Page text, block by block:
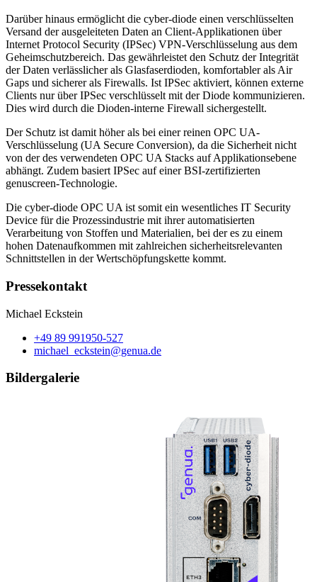
Darüber hinaus ermöglicht die cyber-diode einen verschlüsselten
Versand der ausgeleiteten Daten an Client-Applikationen über
Internet Protocol Security (IPSec) VPN-Verschlüsselung aus dem
Geheimschutzbereich. Das gewährleistet den Schutz der Integrität
der Daten verlässlicher als Glasfaserdioden, komfortabler als Air
Gaps und sicherer als Firewalls. Ist IPSec aktiviert, können externe
Clients nur über IPSec verschlüsselt mit der Diode kommunizieren.
Dies wird durch die Dioden-interne Firewall sichergestellt.
Der Schutz ist damit höher als bei einer reinen OPC UA-
Verschlüsselung (UA Secure Conversion), da die Sicherheit nicht
von der des verwendeten OPC UA Stacks auf Applikationsebene
abhängt. Zudem basiert IPSec auf einer BSI-zertifizierten
genuscreen-Technologie.
Die cyber-diode OPC UA ist somit ein wesentliches IT Security
Device für die Prozessindustrie mit ihrer automatisierten
Verarbeitung von Stoffen und Materialien, bei der es zu einem
hohen Datenaufkommen mit zahlreichen sicherheitsrelevanten
Schnittstellen in der Wertschöpfungskette kommt.
Pressekontakt
Michael Eckstein
+49 89 991950-527
michael_eckstein@genua.de
Bildergalerie